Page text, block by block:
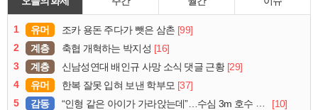
1 유머 조카 용돈 주다가 뺏은 삼촌 [99]
2
계층 축협 개혁하는 박지성 [16]
3
계층 신남성연대 배인규 사망 소식 댓글 근황 [29]
4
유머 한복 잘못 입혀 보낸 학부모 [37]
5
감동 “인형 같은 아이가 가라앉는데”…수심 3m 호수 뛰어든 60대 의인
[10]